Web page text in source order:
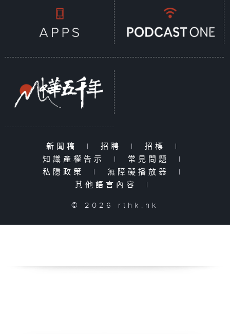
新聞稿 | 招聘 | 招標
|
知識產權告示
| 常見問題
|
私隱政策
| 無障礙播放器
|
其他語言內容
|
© 2026 rthk.hk